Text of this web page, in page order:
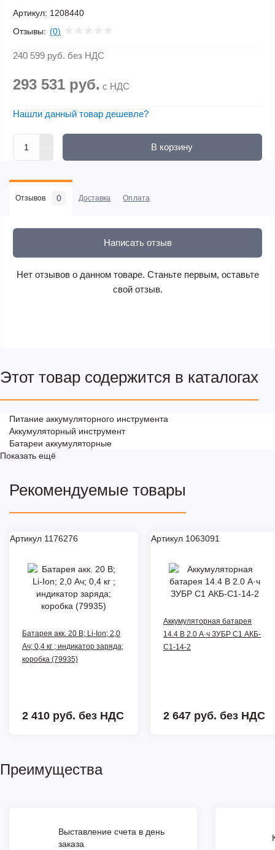
Артикул: 1208440
Отзывы: (0)
240 599 руб. без НДС
293 531 руб. с НДС
Нашли данный товар дешевле?
В корзину
Отзывов 0 Доставка Оплата
Написать отзыв
Нет отзывов о данном товаре. Станьте первым, оставьте
свой отзыв.
Этот товар содержится в каталогах
Питание аккумуляторного инструмента
Аккумуляторный инструмент
Батареи аккумуляторные
Показать ещё
Рекомендуемые товары
Артикул 1176276
Батарея акк. 20 В; Li-Ion; 2,0
Ач; 0,4 кг ; индикатор заряда;
коробка (79935)
2 410 руб. без НДС
Артикул 1063091
Аккумуляторная батарея
14.4 В 2.0 А·ч ЗУБР С1 АКБ-
С1-14-2
2 647 руб. без НДС
Преимущества
Выставление счета в день
заказа